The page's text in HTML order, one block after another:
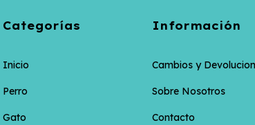
Categorías
Inicio
Perro
Gato
Información
Cambios y
Sobre Nosotros
Contacto